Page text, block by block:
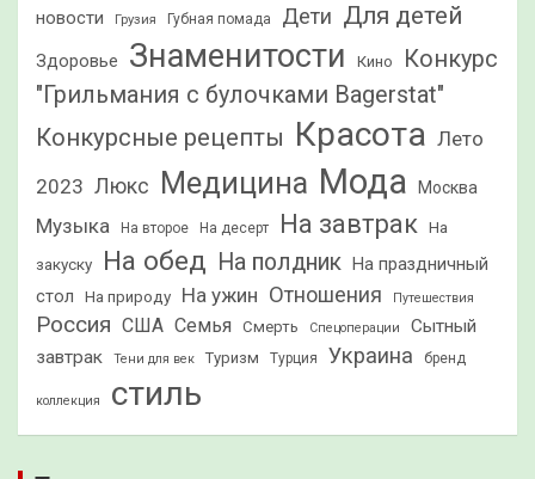
новости
Грузия Губная помада Дети Для детей
Здоровье Знаменитости Кино
Конкурс
"Грильмания с булочками Bagerstat"
Конкурсные рецепты Красота Лето
2023 Люкс Медицина Мода Москва
Музыка На второе На десерт На завтрак На
закуску На обед На полдник
На праздничный
стол
На природу На ужин Отношения Путешествия
Россия США Семья Смерть Спецоперации
Сытный
завтрак
Тени для век Туризм Турция Украина бренд
коллекция стиль